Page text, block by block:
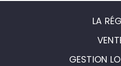
LA
GESTION